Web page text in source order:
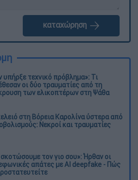
καταχώρηση
υπήρξε τεχνικό πρόβλημα»: Τι
οι δύο τραυματίες από τη
των ελικοπτέρων στη Ψάθα
στη Βόρεια Καρολίνα ύστερα από
Νεκροί και τραυματίες
τον γιο σου»: Ήρθαν οι
απάτες με AI deepfake - Πώς